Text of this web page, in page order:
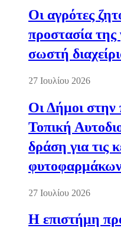
Οι αγρότες
προστασία της
σωστή
27 Ιουλίου 2026
Οι Δήμοι
Τοπική
δράση για τις
27 Ιουλίου 2026
Η επιστήμη